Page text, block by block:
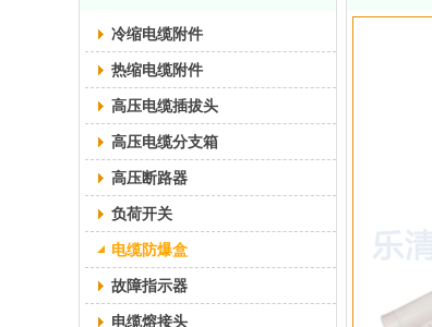
冷缩电缆附件
热缩电缆附件
高压电缆插拔头
高压电缆分支箱
高压断路器
负荷开关
电缆防爆盒
故障指示器
电缆熔接头